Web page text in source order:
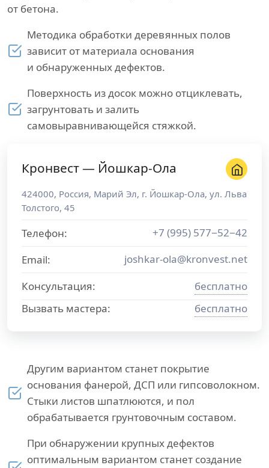
от бетона.
Методика обработки деревянных полов
зависит от материала основания
и обнаруженных дефектов.
Поверхность из досок можно отциклевать,
загрунтовать и залить
самовыравнивающейся стяжкой.
Кронвест — Йошкар-Ола
424000, Россия, Марий Эл, г. Йошкар-Ола, ул. Льва
Толстого, 45
Телефон:
+7 (995) 577−52−42
Email:
joshkar-ola@kronvest.net
Консультация:
бесплатно
Вызвать мастера:
бесплатно
Другим вариантом станет покрытие
основания фанерой, ДСП или гипсоволокном.
Стыки листов шпатлюются, и пол
обрабатывается грунтовочным составом.
При обнаружении крупных дефектов
оптимальным вариантом станет создание